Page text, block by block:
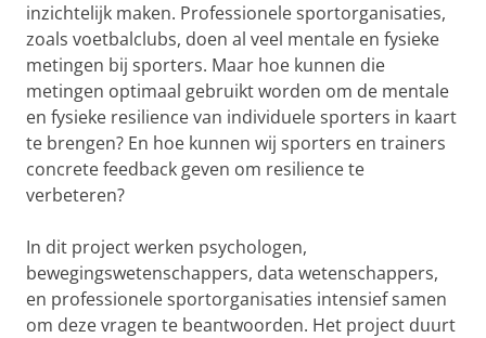
inzichtelijk maken. Professionele sportorganisaties,
zoals voetbalclubs, doen al veel mentale en fysieke
metingen bij sporters. Maar hoe kunnen die
metingen optimaal gebruikt worden om de mentale
en fysieke resilience van individuele sporters in kaart
te brengen? En hoe kunnen wij sporters en trainers
concrete feedback geven om resilience te
verbeteren?
In dit project werken psychologen,
bewegingswetenschappers, data wetenschappers,
en professionele sportorganisaties intensief samen
om deze vragen te beantwoorden. Het project duurt